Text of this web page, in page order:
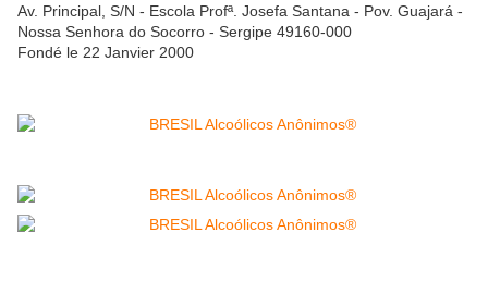
Av. Principal, S/N - Escola Profª. Josefa Santana - Pov. Guajará -
Nossa Senhora do Socorro - Sergipe 49160-000
Fondé le 22 Janvier 2000